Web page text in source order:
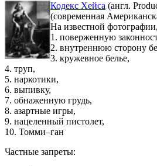
Кодекс Хейса (англ.
(современная
На известной
1. поверженную
2. внутреннюю сторону
3. кружевное белье,
4. труп,
5. наркотики,
6. выпивку,
7. обнаженную грудь,
8. азартные игры,
9. нацеленный пистолет,
10. Томми–ган
Частные запреты: